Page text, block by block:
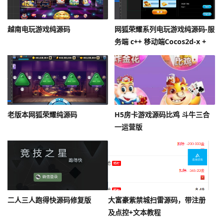
越南电玩游戏纯源码
网狐荣耀系列电玩游戏纯源码-服
务端 c++ 移动端Cocos2d-x +
Lua
老版本网狐荣耀纯源码
H5房卡游戏源码比鸡 斗牛三合
一运营版
二人三人跑得快源码修复版
大富豪紫禁城扫雷源码，带注册
及点控+文本教程